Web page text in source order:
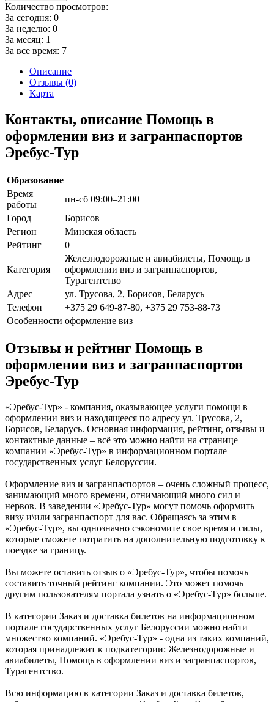
Количество просмотров:
За сегодня: 0
За неделю: 0
За месяц: 1
За все время: 7
Описание
Отзывы (0)
Карта
Контакты, описание Помощь в
оформлении виз и загранпаспортов
Эребус-Тур
Образование
Время
работы
пн-сб 09:00–21:00
Город
Борисов
Регион
Минская область
Рейтинг
0
Категория
Железнодорожные и авиабилеты, Помощь в
оформлении виз и загранпаспортов,
Турагентство
Адрес
ул. Трусова, 2, Борисов, Беларусь
Телефон
+375 29 649-87-80, +375 29 753-88-73
Особенности оформление виз
Отзывы и рейтинг Помощь в
оформлении виз и загранпаспортов
Эребус-Тур
«Эребус-Тур» - компания, оказывающее услуги помощи в
оформлении виз и находящееся по адресу ул. Трусова, 2,
Борисов, Беларусь. Основная информация, рейтинг, отзывы и
контактные данные – всё это можно найти на странице
компании «Эребус-Тур» в информационном портале
государственных услуг Белоруссии.
Оформление виз и загранпаспортов – очень сложный процесс,
занимающий много времени, отнимающий много сил и
нервов. В заведении «Эребус-Тур» могут помочь оформить
визу и\или загранпаспорт для вас. Обращаясь за этим в
«Эребус-Тур», вы однозначно сэкономите свое время и силы,
которые сможете потратить на дополнительную подготовку к
поездке за границу.
Вы можете оставить отзыв о «Эребус-Тур», чтобы помочь
составить точный рейтинг компании. Это может помочь
другим пользователям портала узнать о «Эребус-Тур» больше.
В категории Заказ и доставка билетов на информационном
портале государственных услуг Белоруссии можно найти
множество компаний. «Эребус-Тур» - одна из таких компаний,
которая принадлежит к подкатегории: Железнодорожные и
авиабилеты, Помощь в оформлении виз и загранпаспортов,
Турагентство.
Всю информацию в категории Заказ и доставка билетов,